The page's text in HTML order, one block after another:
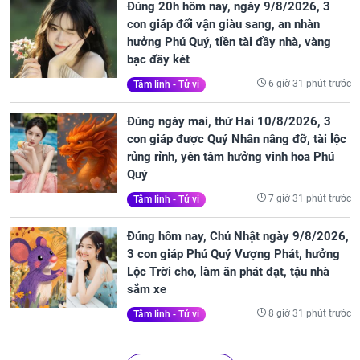
Đúng 20h hôm nay, ngày 9/8/2026, 3
con giáp đổi vận giàu sang, an nhàn
hưởng Phú Quý, tiền tài đầy nhà, vàng
bạc đầy két
Tâm linh - Tử vi 6 giờ 31 phút trước
Đúng ngày mai, thứ Hai 10/8/2026, 3
con giáp được Quý Nhân nâng đỡ, tài lộc
rủng rỉnh, yên tâm hưởng vinh hoa Phú
Quý
Tâm linh - Tử vi 7 giờ 31 phút trước
Đúng hôm nay, Chủ Nhật ngày 9/8/2026,
3 con giáp Phú Quý Vượng Phát, hưởng
Lộc Trời cho, làm ăn phát đạt, tậu nhà
sắm xe
Tâm linh - Tử vi 8 giờ 31 phút trước